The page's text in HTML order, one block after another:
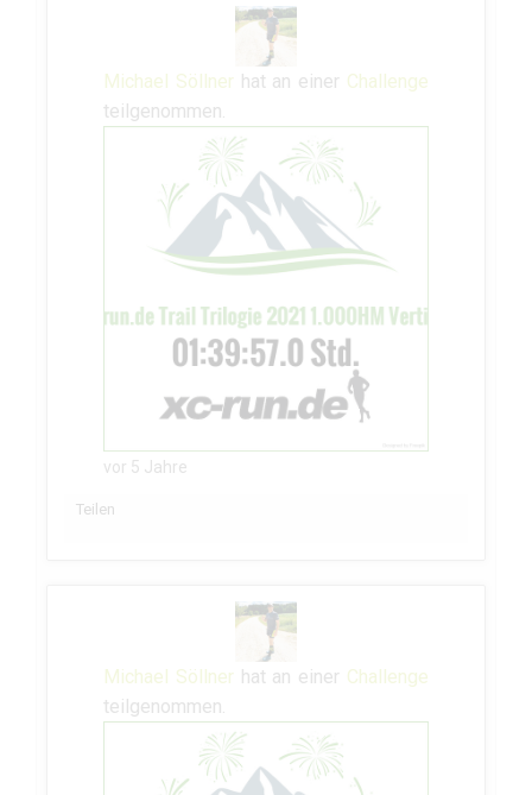
Michael Söllnerhat an einer Challenge
teilgenommen.
vor 5 Jahre
Teilen
Michael Söllnerhat an einer Challenge
teilgenommen.